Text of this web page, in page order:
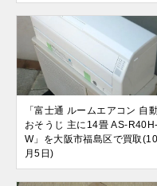
「富士通 ルームエアコン 自
おそうじ 主に14畳 AS-R40H-
W」を大阪市福島区で買取(10
月5日)